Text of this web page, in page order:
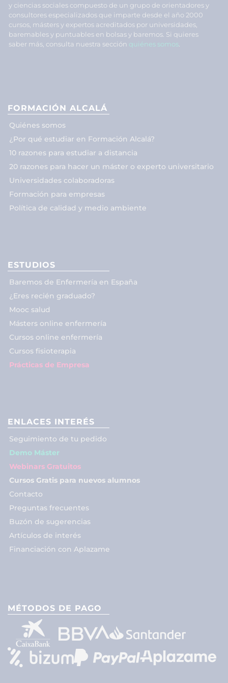
y ciencias sociales compuesto de un grupo de orientadores y
consultores especializados que imparte desde el año 2000
cursos, másters y expertos acreditados por universidades,
baremables y puntuables en bolsas y baremos. Si quieres
saber más, consulta nuestra sección quiénes somos
FORMACIÓN ALCALÁ
Quiénes somos
¿Por qué estudiar en Formación Alcalá?
10 razones para estudiar a distancia
20 razones para hacer un máster o experto universitario
Universidades colaboradoras
Formación para empresas
Política de calidad y medio ambiente
ESTUDIOS
Baremos de Enfermería en España
¿Eres recién graduado?
Mooc salud
Másters online enfermería
Cursos online enfermería
Cursos fisioterapia
Prácticas de Empresa
ENLACES INTERÉS
Seguimiento de tu pedido
Demo Máster
Webinars Gratuitos
Cursos Gratis para nuevos alumnos
Contacto
Preguntas frecuentes
Buzón de sugerencias
Artículos de interés
Financiación con Aplazame
MÉTODOS DE PAGO